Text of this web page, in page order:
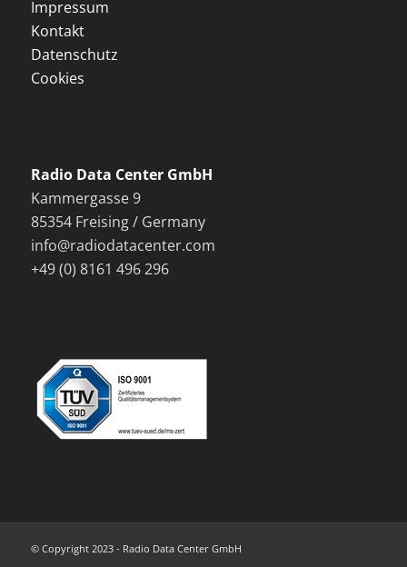
Impressum
Kontakt
Datenschutz
Cookies
Radio Data Center GmbH
Kammergasse 9
85354 Freising / Germany
info@radiodatacenter.com
+49 (0) 8161 496 296
© Copyright 2023 - Radio Data Center GmbH